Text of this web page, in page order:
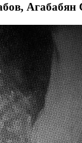
Агабабян